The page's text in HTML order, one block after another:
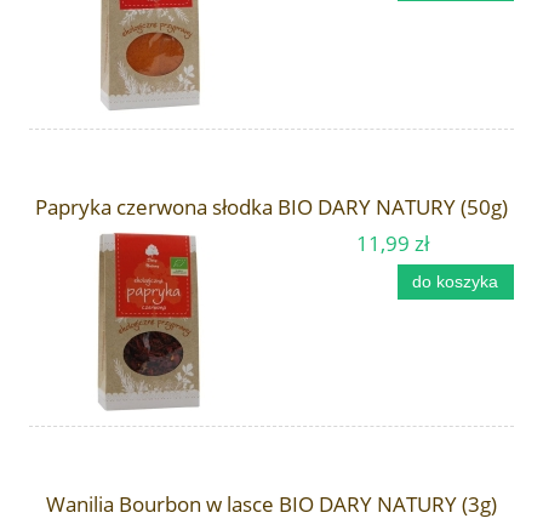
Papryka czerwona słodka BIO DARY NATURY (50g)
11,99 zł
do koszyka
Wanilia Bourbon w lasce BIO DARY NATURY (3g)